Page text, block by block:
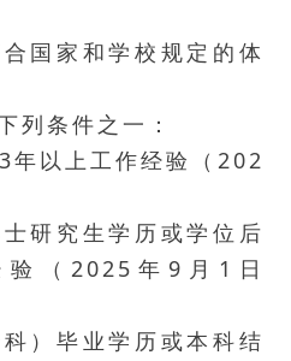
国家和学校规定的体
列条件之一：
年以上工作经验（202
研究生学历或学位后
（2025年9月1日
）毕业学历或本科结